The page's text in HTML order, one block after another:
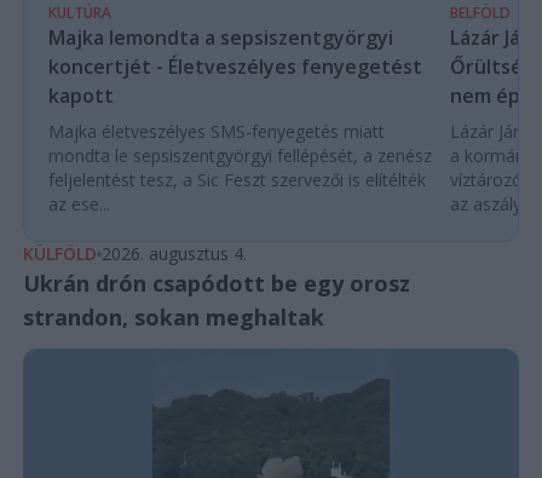
KULTÚRA
Majka lemondta a sepsiszentgyörgyi
koncertjét - Életveszélyes fenyegetést
kapott
Majka életveszélyes SMS-fenyegetés miatt
mondta le sepsiszentgyörgyi fellépését, a zenész
feljelentést tesz, a Sic Feszt szervezői is elítélték
az ese...
BELFÖLD
Lázár
Őrültség
nem
Lázár
a kormány
az
KÜLFÖLD 2026. augusztus 4.
Ukrán drón csapódott be egy orosz
strandon, sokan meghaltak